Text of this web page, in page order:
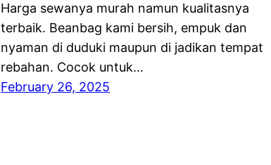
Harga sewanya murah namun kualitasnya
terbaik. Beanbag kami bersih, empuk dan
nyaman di duduki maupun di jadikan tempat
rebahan. Cocok untuk…
February 26, 2025